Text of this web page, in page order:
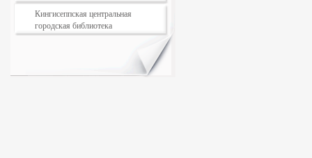
Кингисеппская центральная
городская библиотека